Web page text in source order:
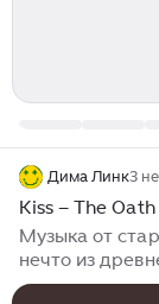
Дима Линк3
Kiss – The
Музыка от
нечто из
заклинаниями